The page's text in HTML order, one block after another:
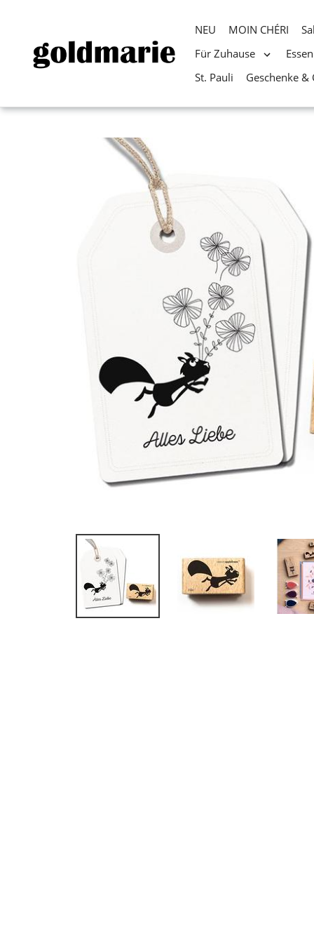
Direkt
NEU MOIN CHÉRI
Für Zuhause
St. Pauli
Geschenke &